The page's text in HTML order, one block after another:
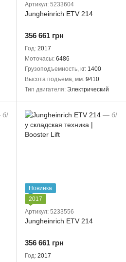
Артикул: 5233604
Jungheinrich ETV 214
356 661 грн
Год 2017
Моточасы 6486
Грузоподъемность, кг 1400
Высота подъема, мм 9410
Тип двигателя Электрический
Новинка
2017
Артикул: 5233556
Jungheinrich ETV 214
356 661 грн
Год 2017